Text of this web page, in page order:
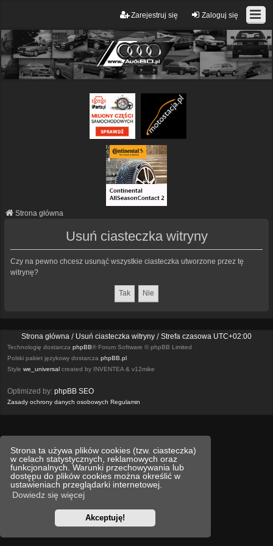
Strona ta używa plików cookies (tzw. ciasteczka)
w celach statystycznych, reklamowych oraz
funkcjonalnych. Warunki przechowywania lub
dostępu do plików cookies można określić w
ustawieniach przeglądarki internetowej.
Dowiedz się więcej
Akceptuję!
Zaloguj się
Zarejestruj się
Strona główna
Usuń ciasteczka witryny
Czy na pewno chcesz usunąć wszystkie ciasteczka utworzone przez tę
witrynę?
Strona główna Usuń ciasteczka witryny Strefa czasowa UTC+02:00
Technologię dostarcza phpBB® Forum Software © phpBB Limited
Polski pakiet językowy dostarcza phpBB.pl
Style we_universal created by INVENTEA & v12mike
Optimized by: phpBB SEO
Zasady ochrony danych osobowych Regulamin